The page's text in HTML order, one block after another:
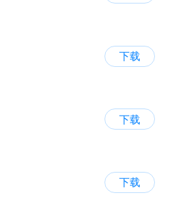
下载
下载
下载